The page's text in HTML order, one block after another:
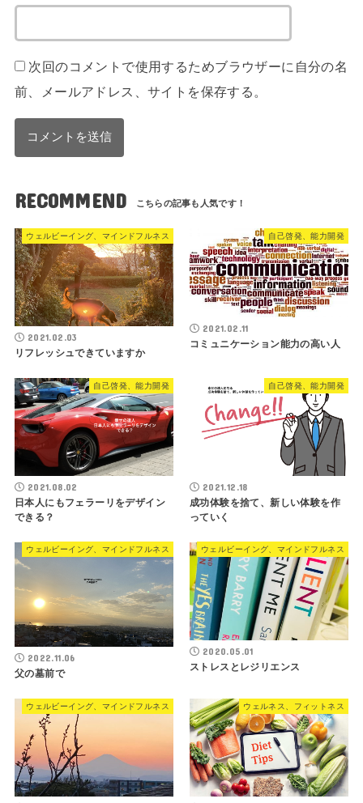
次回のコメントで使用するためブラウザーに自分の名
前、メールアドレス、サイトを保存する。
RECOMMEND
ウェルビーイング、マインドフルネス
2021.02.03
リフレッシュできていますか
自己啓発、能力開発
2021.02.11
コミュニケーション能力の高い人
自己啓発、能力開発
2021.08.02
日本人にもフェラーリをデザイン
できる？
自己啓発、能力開発
2021.12.18
成功体験を捨て、新しい体験を作
っていく
ウェルビーイング、マインドフルネス
2022.11.06
父の墓前で
ウェルビーイング、マインドフルネス
2020.05.01
ストレスとレジリエンス
ウェルビーイング、マインドフルネス ウェルネス、フィットネス